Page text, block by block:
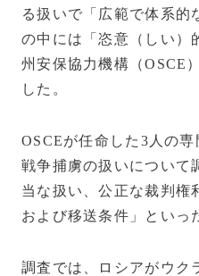
る扱いで「広範で体系的
の中には「恣意（しい）
州安保協力機構（OSCE
した。
OSCEが任命した3人の
戦争捕虜の扱いについて
当な扱い、公正な裁判権
および移送条件」といっ
調査では、ロシアがウク